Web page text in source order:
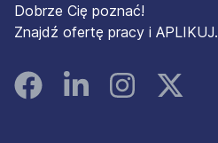
Dobrze Cię poznać!
Znajdź ofertę pracy i APLIKUJ.
FacebookLinked InInstagramInstagram